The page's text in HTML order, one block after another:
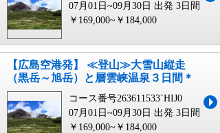
07月01日~09月30日 出発 3日間
￥169,000~￥184,000
【広島空港発】 ≪登山≫大雪山縦走
（黒岳～旭岳）と層雲峡温泉３日間＊
コース番号263611533`HIJ0
07月01日~09月30日 出発 3日間
￥169,000~￥184,000